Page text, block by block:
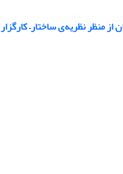
منظر نظریه‌ی ساختار– کارگزار